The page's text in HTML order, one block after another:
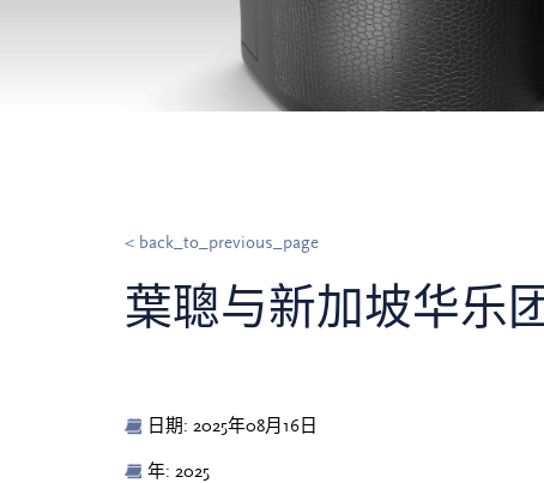
< back_to_previous_page
葉聰与新加坡华乐
日期: 2025年08月16日
年: 2025